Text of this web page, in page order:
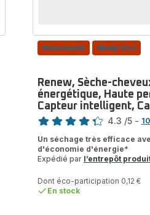
Nouveauté Mode Eco
Renew, Sèche-
énergétique, Haute
Capteur intelligent,
Note
4.3 /5 -
Un séchage très efficace
d'économie d'énergie*
Expédié par l’entrepôt
Dont éco-participation 0,12 €
En stock